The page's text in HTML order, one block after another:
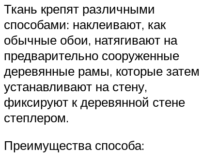
Ткань крепят различными
способами: наклеивают, как
обычные обои, натягивают на
предварительно сооруженные
деревянные рамы, которые затем
устанавливают на стену,
фиксируют к деревянной стене
степлером.
Преимущества способа: